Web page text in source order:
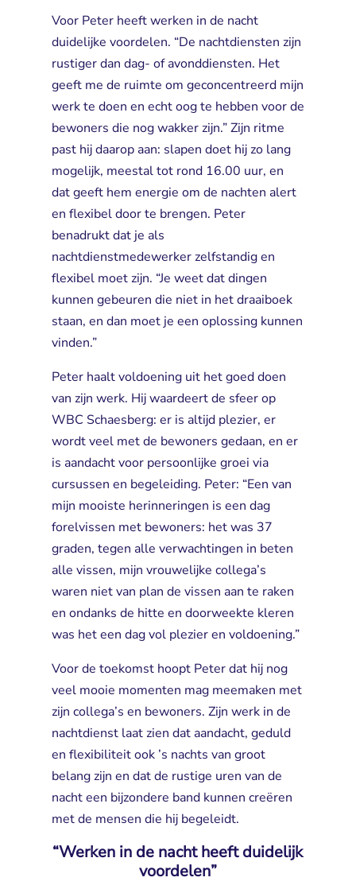
Voor Peter heeft werken in de nacht
duidelijke voordelen. “De nachtdiensten zijn
rustiger dan dag- of avonddiensten. Het
geeft me de ruimte om geconcentreerd mijn
werk te doen en echt oog te hebben voor de
bewoners die nog wakker zijn.” Zijn ritme
past hij daarop aan: slapen doet hij zo lang
mogelijk, meestal tot rond 16.00 uur, en
dat geeft hem energie om de nachten alert
en flexibel door te brengen. Peter
benadrukt dat je als
nachtdienstmedewerker zelfstandig en
flexibel moet zijn. “Je weet dat dingen
kunnen gebeuren die niet in het draaiboek
staan, en dan moet je een oplossing kunnen
vinden.”
Peter haalt voldoening uit het goed doen
van zijn werk. Hij waardeert de sfeer op
WBC Schaesberg: er is altijd plezier, er
wordt veel met de bewoners gedaan, en er
is aandacht voor persoonlijke groei via
cursussen en begeleiding. Peter: “Een van
mijn mooiste herinneringen is een dag
forelvissen met bewoners: het was 37
graden, tegen alle verwachtingen in beten
alle vissen, mijn vrouwelijke collega’s
waren niet van plan de vissen aan te raken
en ondanks de hitte en doorweekte kleren
was het een dag vol plezier en voldoening.”
Voor de toekomst hoopt Peter dat hij nog
veel mooie momenten mag meemaken met
zijn collega’s en bewoners. Zijn werk in de
nachtdienst laat zien dat aandacht, geduld
en flexibiliteit ook ’s nachts van groot
belang zijn en dat de rustige uren van de
nacht een bijzondere band kunnen creëren
met de mensen die hij begeleidt.
“Werken in de nacht heeft duidelijk
voordelen”